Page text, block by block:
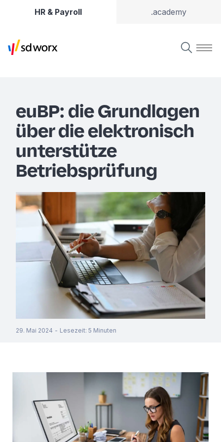
HR & Payroll .academy
euBP: die Grundlagen
über die elektronisch
unterstütze
Betriebsprüfung
29. Mai 2024 - Lesezeit: 5 Minuten